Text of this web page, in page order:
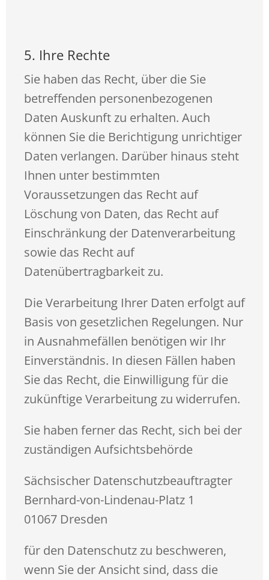
5. Ihre Rechte
Sie haben das Recht, über die Sie
betreffenden personenbezogenen
Daten Auskunft zu erhalten. Auch
können Sie die Berichtigung unrichtiger
Daten verlangen. Darüber hinaus steht
Ihnen unter bestimmten
Voraussetzungen das Recht auf
Löschung von Daten, das Recht auf
Einschränkung der Datenverarbeitung
sowie das Recht auf
Datenübertragbarkeit zu.
Die Verarbeitung Ihrer Daten erfolgt auf
Basis von gesetzlichen Regelungen. Nur
in Ausnahmefällen benötigen wir Ihr
Einverständnis. In diesen Fällen haben
Sie das Recht, die Einwilligung für die
zukünftige Verarbeitung zu widerrufen.
Sie haben ferner das Recht, sich bei der
zuständigen Aufsichtsbehörde
Sächsischer Datenschutzbeauftragter
Bernhard-von-Lindenau-Platz 1
01067 Dresden
für den Datenschutz zu beschweren,
wenn Sie der Ansicht sind, dass die